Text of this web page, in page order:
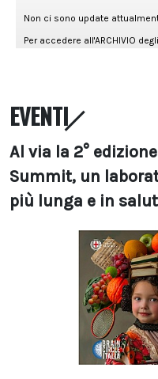
EVENTI
Al via la 2°
Summit, un
più lunga e in